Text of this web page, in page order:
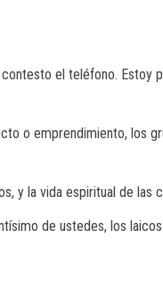
el teléfono. Estoy
o emprendimiento, los
y la vida espiritual de las
de ustedes, los